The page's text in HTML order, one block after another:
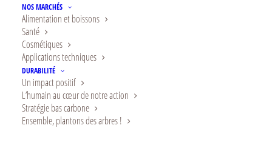
NOS MARCHÉS
Alimentation et boissons
Santé
Cosmétiques
Applications techniques
DURABILITÉ
Un impact positif
L’humain au cœur de notre action
Stratégie bas carbone
Ensemble, plantons des arbres !
De l’émergence de nouvelles
idées au développement de
produits, nous apportons une
expertise étendue et une
solide maîtrise technique